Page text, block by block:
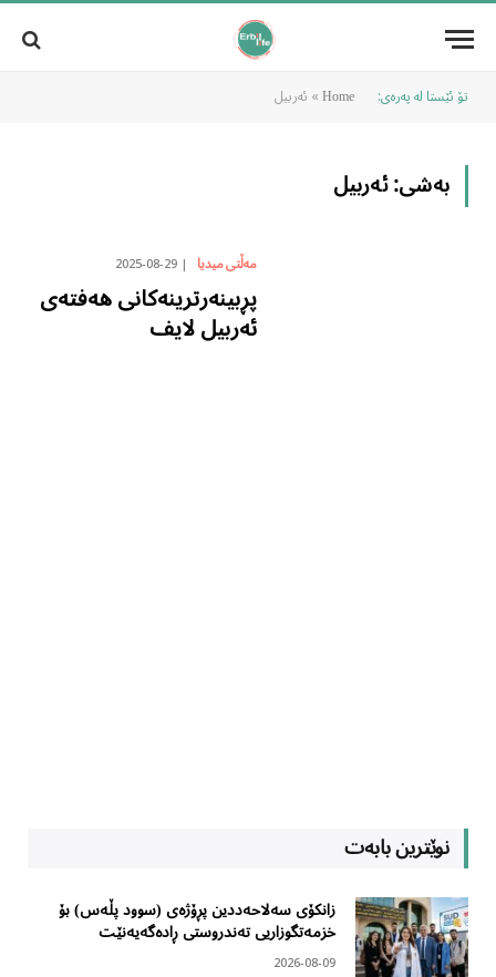
تۆ ئێستا لە پەرەی: Home
» ئەربیل
بەشی:ئەربیل
مەڵتی میدیا 2025-08-29
پڕبینەرترینەکانی هەفتەی
ئەربیل لایف
نوێترین بابەت
زانکۆی سەلاحەددین پڕۆژەی (سوود پڵەس) بۆ
خزمەتگوزاریی تەندروستی ڕادەگەیەنێت
2026-08-09